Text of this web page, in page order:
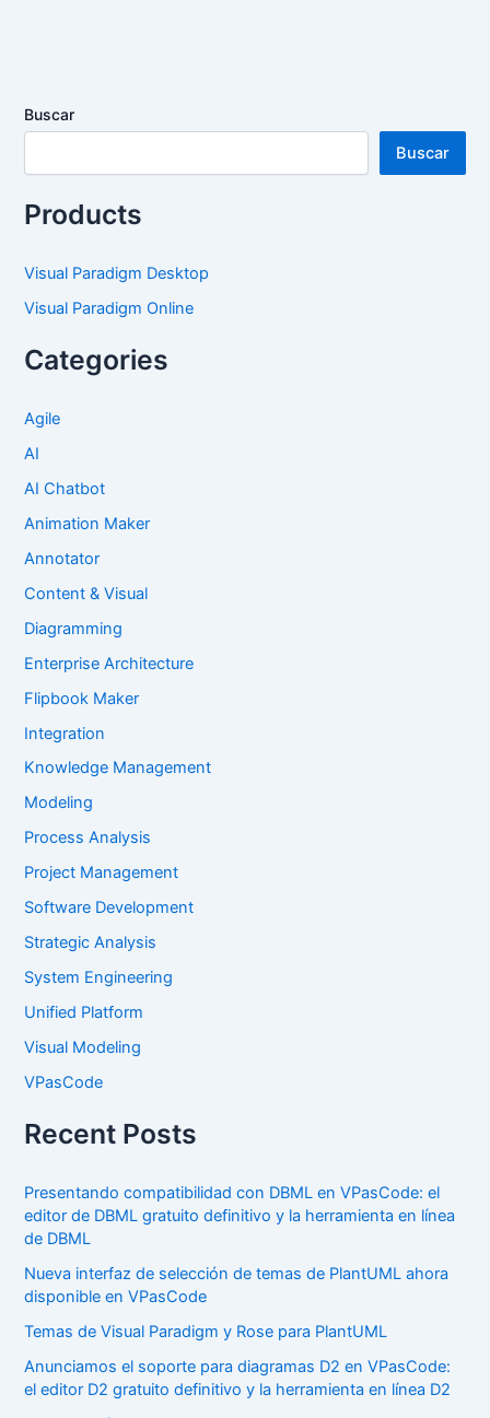
Buscar
Buscar
Products
Visual Paradigm Desktop
Visual Paradigm Online
Categories
Agile
AI
AI Chatbot
Animation Maker
Annotator
Content & Visual
Diagramming
Enterprise Architecture
Flipbook Maker
Integration
Knowledge Management
Modeling
Process Analysis
Project Management
Software Development
Strategic Analysis
System Engineering
Unified Platform
Visual Modeling
VPasCode
Recent Posts
Presentando compatibilidad con DBML en VPasCode: el
editor de DBML gratuito definitivo y la herramienta en línea
de DBML
Nueva interfaz de selección de temas de PlantUML ahora
disponible en VPasCode
Temas de Visual Paradigm y Rose para PlantUML
Anunciamos el soporte para diagramas D2 en VPasCode:
el editor D2 gratuito definitivo y la herramienta en línea D2